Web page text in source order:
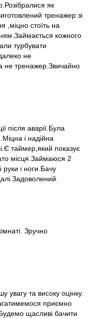
як
тренажер зі
,міцно стоїть на
кожного
турбувати
не
не тренажер.Звичайно
після аварії.Була
і надійна
таймер,який показує
місця.Займаюся 2
і ноги.Бачу
Зручно
увагу та високу оцінку.
приємно
щасливі бачити